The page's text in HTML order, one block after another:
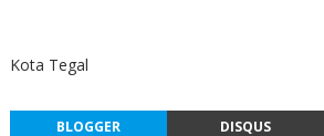
Kota Tegal
BLOGGER DISQUS